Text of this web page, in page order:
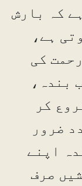
کہ بارش
ہے،
کی
بندہ،
کر
ضرور
اپنے
صرف